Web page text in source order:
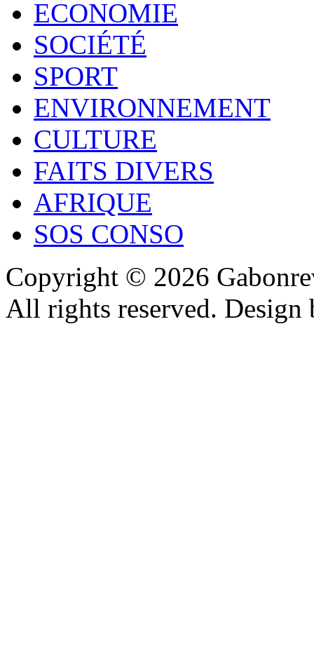
ECONOMIE
SOCIÉTÉ
SPORT
ENVIRONNEMENT
CULTURE
FAITS DIVERS
AFRIQUE
SOS CONSO
Copyright © 2026
All rights reserved.